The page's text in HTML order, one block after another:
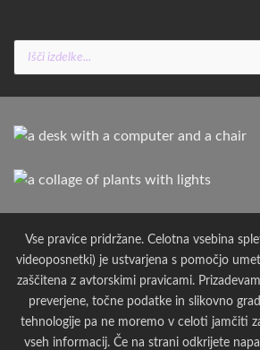
Products
search
Vse pravice pridržane. Celotna vsebina
videoposnetki) je ustvarjena s pomočjo
zaščitena z avtorskimi pravicami.
preverjene, točne podatke in slikovno
tehnologije pa ne moremo v celoti jamčiti
vseh informacij. Če na strani odkrijete